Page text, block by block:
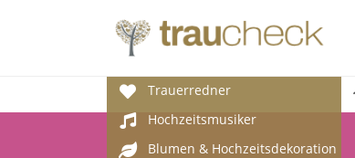
Trauerredner
Hochzeitsmusiker
Blumen & Hochzeitsdekoration